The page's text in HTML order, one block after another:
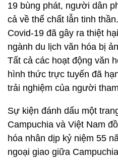
19 bùng phát, người dân
cả về thể chất lẫn tinh
Covid-19 đã gây ra thiệt
ngành du lịch văn hóa bị
Tất cả các hoạt động văn
hình thức trực tuyến đã
trải nghiệm của người
Sự kiện đánh dấu một
Campuchia và Việt Nam
hóa nhân dịp kỷ niệm 55
ngoại giao giữa